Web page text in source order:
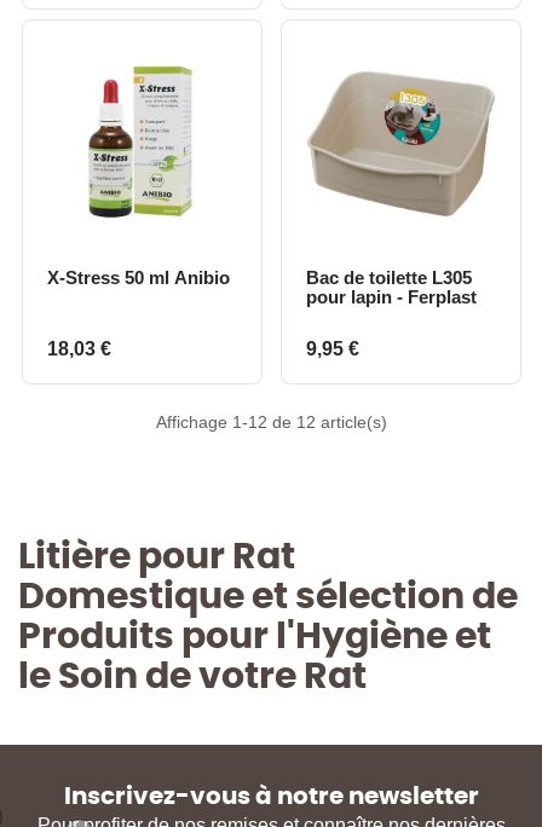
X-Stress 50 ml Anibio
Prix
18,03 €
Bac de toilette L305
pour lapin - Ferplast
Prix
9,95 €
Affichage 1-12 de 12 article(s)
Litière pour Rat
Domestique et sélection de
Produits pour l'Hygiène et
le Soin de votre Rat
Inscrivez-vous à notre newsletter